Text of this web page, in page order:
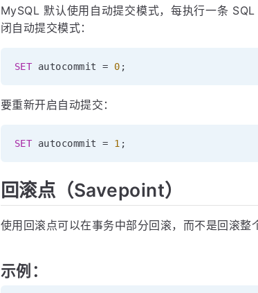
MySQL 默认使用自动提交模式，每执行一条
闭自动提交模式：
SET autocommit = 0 ;
要重新开启自动提交：
SET autocommit = 1 ;
回滚点（Savepoint）
使用回滚点可以在事务中部分回滚，而不是回滚整
示例：